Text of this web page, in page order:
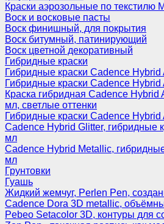
Краски аэрозольные по текстилю
Воск и восковые пасты
Воск финишный, для покрытия
Воск битумный, патинирующий
Воск цветной декоративный
Гибридные краски
Гибридные краски Cadence Hybrid
Гибридные краски Cadence
Краска гибридная Cadence Hybrid
мл, светлые оттенки
Гибридные краски Cadence
Cadence Hybrid Glitter, гибридные
мл
Cadence Hybrid Metallic,
мл
Грунтовки
Гуашь
Жидкий жемчуг, Perlen Pen,
Cadence Dora 3D metallic,
Pebeo Setacolor 3D, контуры для